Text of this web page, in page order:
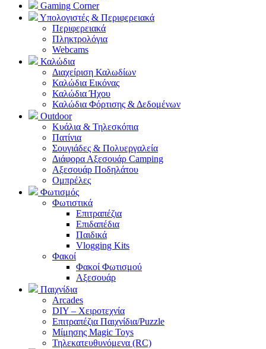
Gaming Corner
Υπολογιστές & Περιφερειακά
Περιφερειακά
Πληκτρολόγια
Webcams
Καλώδια
Διαχείριση Καλωδίων
Καλώδια Εικόνας
Καλώδια Ήχου
Καλώδια Φόρτισης & Δεδομένων
Outdoor
Κυάλια & Τηλεσκόπια
Πατίνια
Σουγιάδες & Πολυεργαλεία
Διάφορα Αξεσουάρ Camping
Αξεσουάρ Ποδηλάτου
Ομπρέλες
Φωτισμός
Φωτιστικά
Επιτραπέζια
Επιδαπέδια
Παιδικά
Vlogging Kits
Φακοί
Φακοί Φωτισμού
Αξεσουάρ
Παιχνίδια
Arcades
DIY – Χειροτεχνία
Επιτραπέζια Παιχνίδια/Puzzle
Μίμησης Magic Toys
Τηλεκατευθυνόμενα (RC)